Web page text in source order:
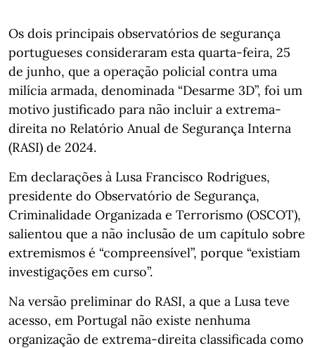
Os dois principais observatórios de segurança
portugueses consideraram esta quarta-feira, 25
de junho, que a operação policial contra uma
milícia armada, denominada “Desarme 3D”, foi um
motivo justificado para não incluir a extrema-
direita no Relatório Anual de Segurança Interna
(RASI) de 2024.
Em declarações à Lusa Francisco Rodrigues,
presidente do Observatório de Segurança,
Criminalidade Organizada e Terrorismo (OSCOT),
salientou que a não inclusão de um capítulo sobre
extremismos é “compreensível”, porque “existiam
investigações em curso”.
Na versão preliminar do RASI, a que a Lusa teve
acesso, em Portugal não existe nenhuma
organização de extrema-direita classificada como